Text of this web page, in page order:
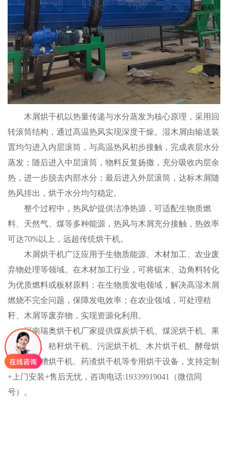
木屑烘干机以热量传递与水分蒸发为核心原理，采用回
转滚筒结构，通过高温热风实现深度干燥。湿木屑由输送装
置均匀进入内层滚筒，与高温热风初步接触，完成表层水分
蒸发；随后进入中层滚筒，物料反复扬撒，充分吸收内层余
热，进一步脱去内部水分；最后进入外层滚筒，达标木屑随
热风排出，烘干水分均匀稳定。
整个过程中，热风炉提供洁净热源，可适配生物质燃
料、天然气、煤等多种能源，热风与木屑充分接触，热效率
可达70%以上，远超传统烘干机。
木屑烘干机广泛应用于生物质能源、木材加工、农业废
弃物处理等领域。在木材加工行业，可将锯末、边角料转化
为优质燃料或板材原料；在生物质发电领域，解决高湿木屑
燃烧不完全问题，保障发电效率；在农业领域，可处理秸
秆、木屑等废弃物，实现资源化利用。
河南瑞奥烘干机厂家提供煤炭烘干机、煤泥烘干机、果
渣烘干机、秸秆烘干机、污泥烘干机、木片烘干机、酵母烘
干机、酒糟烘干机、药渣烘干机等专用烘干设备，支持定制
+上门安装+售后无忧，咨询电话:19339919041（微信同
号）。